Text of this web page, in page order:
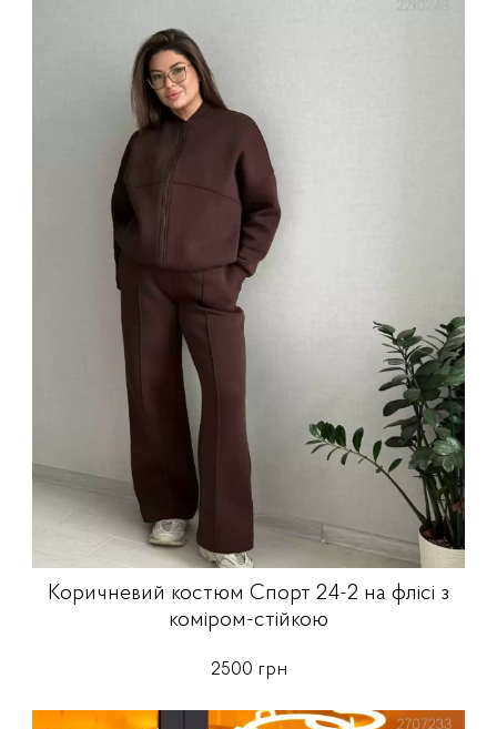
Коричневий костюм Спорт 24-2 на флісі з
коміром-стійкою
2500 грн